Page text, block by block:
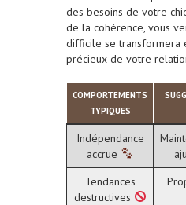
des besoins de votre
de la cohérence, vous
difficile se transformera
précieux de votre
COMPORTEMENTS
TYPIQUES
Indépendance
accrue
Tendances
destructives